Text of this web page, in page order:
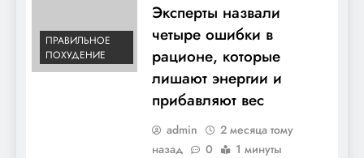
ПРАВИЛЬНОЕ
ПОХУДЕНИЕ
Эксперты назвали
четыре ошибки в
рационе, которые
лишают энергии и
прибавляют вес
admin
2 месяца тому
назад
0 1 минуты